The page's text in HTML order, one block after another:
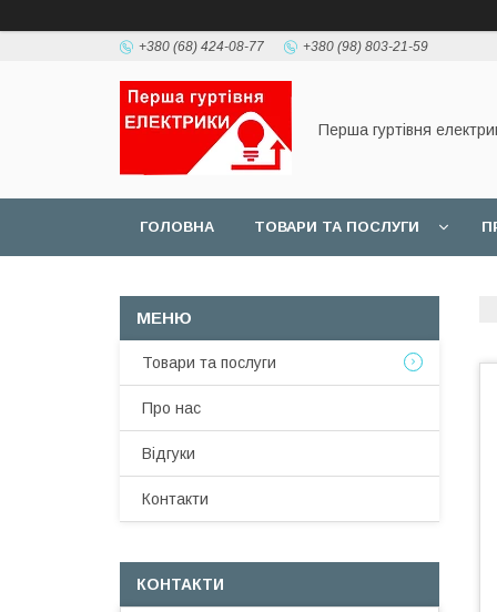
+380 (68) 424-08-77 +380 (98) 803-21-59
Перша гуртівня
ГОЛОВНА ТОВАРИ ТА ПОСЛУГИ
Товари та послуги
Про нас
Відгуки
Контакти
КОНТАКТИ